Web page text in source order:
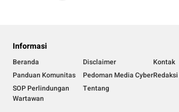
Informasi
Beranda Disclaimer
Kontak
Panduan Komunitas
Pedoman Media CyberRedaksi
SOP Perlindungan
Wartawan
Tentang